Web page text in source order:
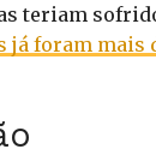
teriam
já foram mais